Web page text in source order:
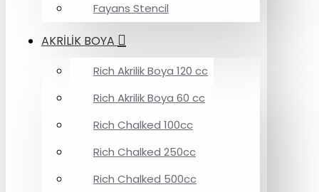
Fayans Stencil
AKRİLİK BOYA
Rich Akrilik Boya 120 cc
Rich Akrilik Boya 60 cc
Rich Chalked 100cc
Rich Chalked 250cc
Rich Chalked 500cc